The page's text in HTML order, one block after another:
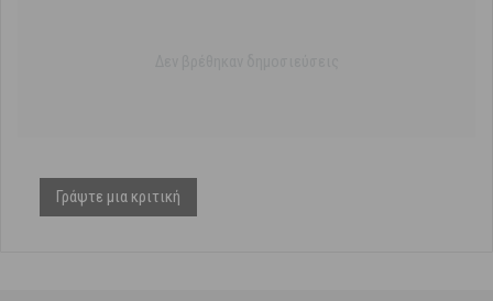
Γράψτε μια κριτική